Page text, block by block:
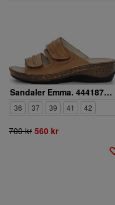
Sandaler Emma. 4441878 03
36 37 39 41 42
700 kr 560 kr